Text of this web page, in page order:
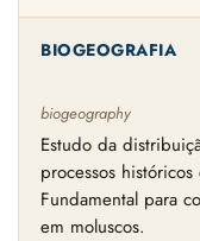
BIOGEOGRAFIA
biogeography
Estudo da
processos
Fundamental para
em moluscos.